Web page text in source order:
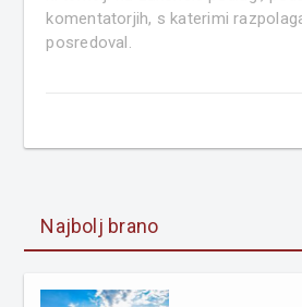
komentatorjih, s katerimi
posredoval.
Najbolj brano